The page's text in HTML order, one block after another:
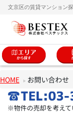
文京区の賃貸マンション
HOME お問い合わせ
※物件の売却を考えて